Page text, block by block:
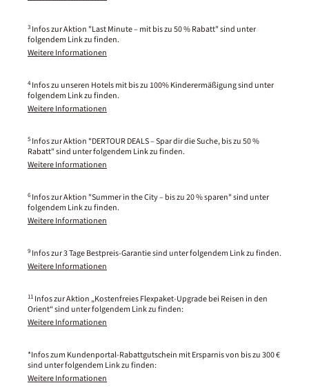
3 Infos zur Aktion "Last Minute – mit bis zu 50 % Rabatt" sind unter
folgendem Link zu finden.
Weitere Informationen
4 Infos zu unseren Hotels mit bis zu 100% Kinderermäßigung sind unter
folgendem Link zu finden.
Weitere Informationen
5 Infos zur Aktion "DERTOUR DEALS – Spar dir die Suche, bis zu 50 %
Rabatt" sind unter folgendem Link zu finden.
Weitere Informationen
6 Infos zur Aktion "Summer in the City – bis zu 20 % sparen" sind unter
folgendem Link zu finden.
Weitere Informationen
9 Infos zur 3 Tage Bestpreis-Garantie sind unter folgendem Link zu finden.
Weitere Informationen
11 Infos zur Aktion „Kostenfreies Flexpaket-Upgrade bei Reisen in den
Orient“ sind unter folgendem Link zu finden:
Weitere Informationen
*Infos zum Kundenportal-Rabattgutschein mit Ersparnis von bis zu 300 €
sind unter folgendem Link zu finden:
Weitere Informationen